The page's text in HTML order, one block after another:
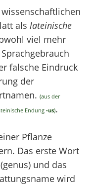
als lateinische
viel mehr
falsche Eindruck
der
(aus der
Endung -us).
Pflanze
Das erste Wort
und das
wird